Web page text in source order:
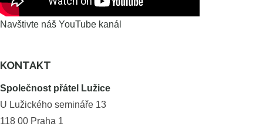
Navštivte náš YouTube kanál
KONTAKT
Společnost přátel Lužice
U Lužického semináře 13
118 00 Praha 1